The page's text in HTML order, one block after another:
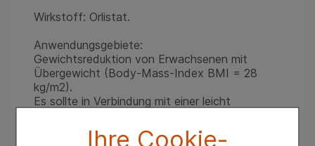
Ihre Cookie-
Wirkstoff: Orlistat.
Anwendungsgebiete:
Gewichtsreduktion von Erwachsenen mit
Übergewicht (Body-Mass-Index BMI = 28
kg/m2).
Es sollte in Verbindung mit einer leicht
angewendet werden.